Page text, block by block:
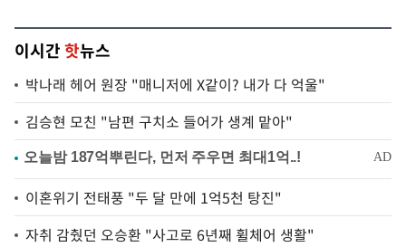
이시간핫뉴스
박나래 헤어 원장 "매니저에 X같이? 내가 다 억울"
김승현 모친 "남편 구치소 들어가 생계 맡아"
이혼위기 전태풍 "두 달 만에 1억5천 탕진"
자취 감췄던 오승환 "사고로 6년째 휠체어 생활"